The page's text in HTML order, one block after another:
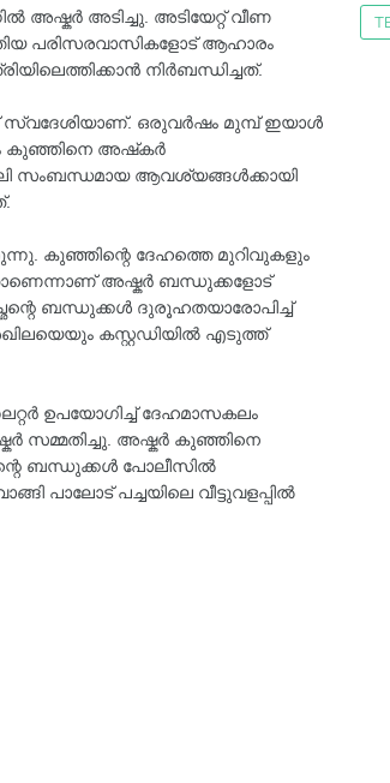
അഷ്കർ അടിച്ചു. അടിയേറ്റ്‌ വീണ
പരിസരവാസികളോട്‌ ആഹാരം
നിർബന്ധിച്ചത്‌.
സ്വദേശിയാണ്. ഒരുവർഷം മുമ്പ് ഇയാൾ
കുഞ്ഞിനെ അഷ്‌കർ
സംബന്ധമായ ആവശ്യങ്ങൾക്കായി
കുഞ്ഞിന്റെ ദേഹത്തെ മുറിവുകളും
അഷ്കർ ബന്ധുക്കളോട്
ബന്ധുക്കൾ ദുരൂഹതയാരോപിച്ച്
കസ്റ്റഡിയിൽ എടുത്ത്
ഉപയോഗിച്ച് ദേഹമാസകലം
സമ്മതിച്ചു. അഷ്കർ കുഞ്ഞിനെ
ബന്ധുക്കൾ പോലീസിൽ
പാലോട് പച്ചയിലെ വീട്ടുവളപ്പിൽ